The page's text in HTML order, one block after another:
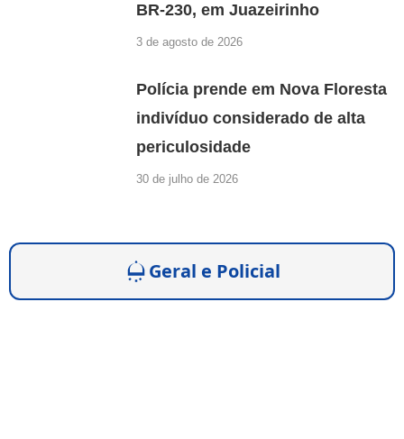
BR-230, em Juazeirinho
3 de agosto de 2026
Polícia prende em Nova Floresta
indivíduo considerado de alta
periculosidade
30 de julho de 2026
Geral e Policial